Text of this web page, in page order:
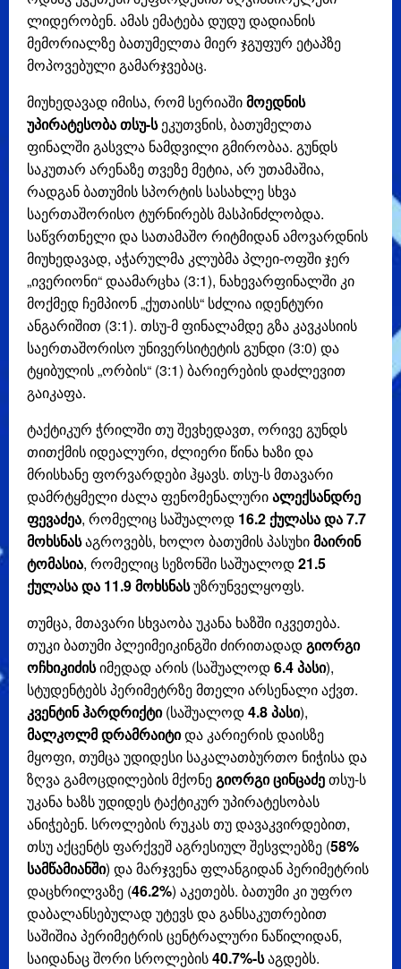
ლიდერობენ. ამას ემატება დუდუ დადიანის
მემორიალზე ბათუმელთა მიერ ჯგუფურ ეტაპზე
მოპოვებული გამარჯვებაც.
მიუხედავად იმისა, რომ სერიაშიმოედნის
უპირატესობა თსუ-სეკუთვნის, ბათუმელთა
ფინალში გასვლა ნამდვილი გმირობაა. გუნდს
საკუთარ არენაზე თვეზე მეტია, არ უთამაშია,
რადგან ბათუმის სპორტის სასახლე სხვა
საერთაშორისო ტურნირებს მასპინძლობდა.
საწვრთნელი და სათამაშო რიტმიდან ამოვარდნის
მიუხედავად, აჭარულმა კლუბმა პლეი-ოფში ჯერ
„ივერიონი“ დაამარცხა (3:1), ნახევარფინალში კი
მოქმედ ჩემპიონ „ქუთაისს“ სძლია იდენტური
ანგარიშით (3:1). თსუ-მ ფინალამდე გზა კავკასიის
საერთაშორისო უნივერსიტეტის გუნდი (3:0) და
ტყიბულის „ორბის“ (3:1) ბარიერების დაძლევით
გაიკაფა.
ტაქტიკურ ჭრილში თუ შევხედავთ, ორივე გუნდს
თითქმის იდეალური, ძლიერი წინა ხაზი და
მრისხანე ფორვარდები ჰყავს. თსუ-ს მთავარი
დამრტყმელი ძალა ფენომენალურიალექსანდრე
ფევაძეა, რომელიც საშუალოდ 16.2 ქულასა და 7.7
მოხსნასაგროვებს, ხოლო ბათუმის პასუხიმაირინ
ტომასია, რომელიც სეზონში საშუალოდ21.5
ქულასა და 11.9 მოხსნასუზრუნველყოფს.
თუმცა, მთავარი სხვაობა უკანა ხაზში იკვეთება.
თუკი ბათუმი პლეიმეიკინგში ძირითადადგიორგი
ოჩხიკიძისიმედად არის (საშუალოდ6.4 პასი),
სტუდენტებს პერიმეტრზე მთელი არსენალი აქვთ.
კვენტინ ჰარდრიქტი(საშუალოდ4.8 პასი),
მალკოლმ დრამრაიტიდა კარიერის დაისზე
მყოფი, თუმცა უდიდესი საკალათბურთო ნიჭისა და
ზღვა გამოცდილების მქონეგიორგი ცინცაძეთსუ-ს
უკანა ხაზს უდიდეს ტაქტიკურ უპირატესობას
ანიჭებენ. სროლების რუკას თუ დავაკვირდებით,
თსუ აქცენტს ფარქვეშ აგრესიულ შესვლებზე (58%
სამწამიანში) და მარჯვენა ფლანგიდან პერიმეტრის
დაცხრილვაზე (46.2%) აკეთებს. ბათუმი კი უფრო
დაბალანსებულად უტევს და განსაკუთრებით
საშიშია პერიმეტრის ცენტრალური ნაწილიდან,
საიდანაც შორი სროლების40.7%-საგდებს.